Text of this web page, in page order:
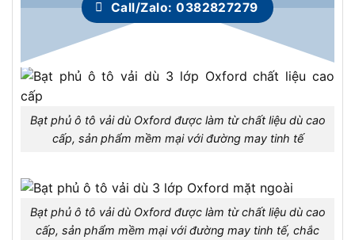
Call/Zalo: 0382827279
Bạt phủ ô tô vải dù Oxford được làm từ chất liệu dù cao
cấp, sản phẩm mềm mại với đường may tinh tế
Bạt phủ ô tô vải dù Oxford được làm từ chất liệu dù cao
cấp, sản phẩm mềm mại với đường may tinh tế, chắc